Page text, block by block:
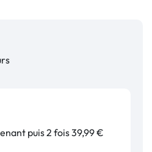
puis 2 fois 39,99 €